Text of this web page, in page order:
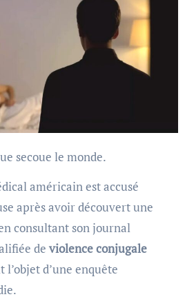
secoue le monde.
américain est accusé
après avoir découvert une
consultant son journal
de violence conjugale
d’une enquête